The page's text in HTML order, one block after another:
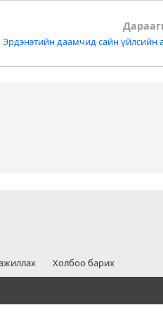
Эрдэнэтийн даамчид сайн үйлсийн
Холбоо барих